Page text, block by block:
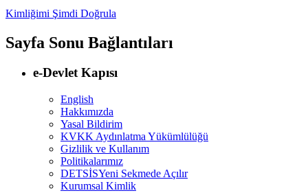
Kimliğimi Şimdi Doğrula
Sayfa Sonu Bağlantıları
e-Devlet Kapısı
English
Hakkımızda
Yasal Bildirim
KVKK Aydınlatma Yükümlülüğü
Gizlilik ve Kullanım
Politikalarımız
DETSİSYeni Sekmede Açılır
Kurumsal Kimlik